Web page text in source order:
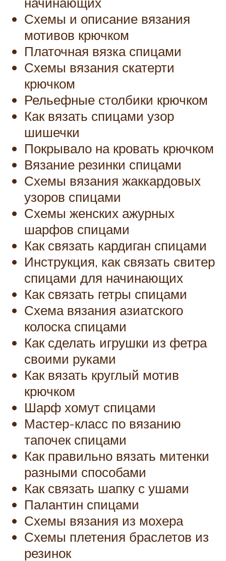
Схемы и описание вязания
мотивов крючком
Платочная вязка спицами
Схемы вязания скатерти
крючком
Рельефные столбики крючком
Как вязать спицами узор
шишечки
Покрывало на кровать крючком
Вязание резинки спицами
Схемы вязания жаккардовых
узоров спицами
Схемы женских ажурных
шарфов спицами
Как связать кардиган спицами
Инструкция, как связать свитер
спицами для начинающих
Как связать гетры спицами
Схема вязания азиатского
колоска спицами
Как сделать игрушки из фетра
своими руками
Как вязать круглый мотив
крючком
Шарф хомут спицами
Мастер-класс по вязанию
тапочек спицами
Как правильно вязать митенки
разными способами
Как связать шапку с ушами
Палантин спицами
Схемы вязания из мохера
Схемы плетения браслетов из
резинок